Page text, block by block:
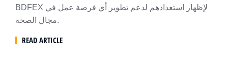
BDFEX لإظهار استعدادهم لدعم تطوير أي فرصة عمل في
مجال الصحة.
READ ARTICLE